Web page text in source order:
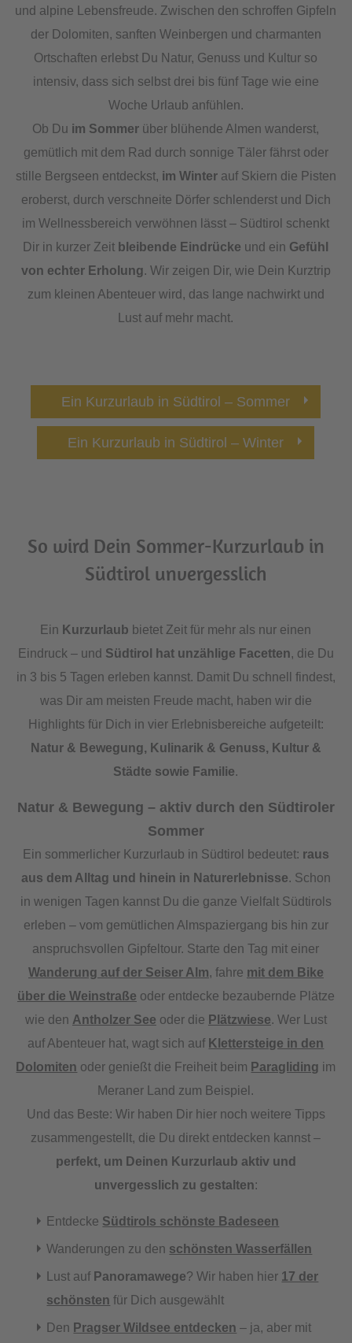
und alpine Lebensfreude. Zwischen den schroffen Gipfeln
der Dolomiten, sanften Weinbergen und charmanten
Ortschaften erlebst Du Natur, Genuss und Kultur so
intensiv, dass sich selbst drei bis fünf Tage wie eine
Woche Urlaub anfühlen.
Ob Du im Sommer über blühende Almen wanderst,
gemütlich mit dem Rad durch sonnige Täler fährst oder
stille Bergseen entdeckst, im Winterauf Skiern die Pisten
eroberst, durch verschneite Dörfer schlenderst und Dich
im Wellnessbereich verwöhnen lässt – Südtirol schenkt
Dir in kurzer Zeit bleibende Eindrücke und ein Gefühl
von echter Erholung. Wir zeigen Dir, wie Dein Kurztrip
zum kleinen Abenteuer wird, das lange nachwirkt und
Lust auf mehr macht.
Ein Kurzurlaub in Südtirol – Sommer
Ein Kurzurlaub in Südtirol – Winter
So wird Dein Sommer-Kurzurlaub in
Südtirol unvergesslich
Ein Kurzurlaub bietet Zeit für mehr als nur einen
Eindruck – und Südtirol hat unzählige Facetten, die Du
in 3 bis 5 Tagen erleben kannst. Damit Du schnell findest,
was Dir am meisten Freude macht, haben wir die
Highlights für Dich in vier Erlebnisbereiche aufgeteilt:
Natur & Bewegung, Kulinarik & Genuss, Kultur &
Städte sowie Familie.
Natur & Bewegung – aktiv durch den Südtiroler
Sommer
Ein sommerlicher Kurzurlaub in Südtirol bedeutet: raus
aus dem Alltag und hinein in Naturerlebnisse. Schon
in wenigen Tagen kannst Du die ganze Vielfalt Südtirols
erleben – vom gemütlichen Almspaziergang bis hin zur
anspruchsvollen Gipfeltour. Starte den Tag mit einer
Wanderung auf der Seiser Alm, fahre mit dem Bike
über die Weinstraße oder entdecke bezaubernde Plätze
wie den Antholzer See oder die Plätzwiese. Wer Lust
auf Abenteuer hat, wagt sich auf Klettersteige in den
Dolomiten oder genießt die Freiheit beim Paragliding im
Meraner Land zum Beispiel.
Und das Beste: Wir haben Dir hier noch weitere Tipps
zusammengestellt, die Du direkt entdecken kannst –
perfekt, um Deinen Kurzurlaub aktiv und
unvergesslich zu gestalten:
Entdecke Südtirols schönste Badeseen
Wanderungen zu den schönsten Wasserfällen
Lust auf Panoramawege? Wir haben hier 17 der
schönsten für Dich ausgewählt
Den Pragser Wildsee entdecken – ja, aber mit